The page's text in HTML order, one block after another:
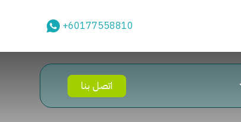
+60177558810
اتصل بنا